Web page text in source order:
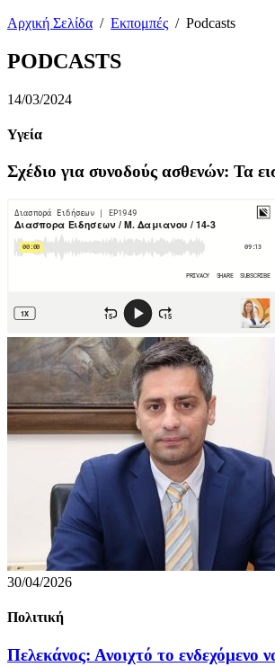
Αρχική Σελίδα / Εκπομπές / Podcasts
PODCASTS
14/03/2024
Υγεία
Σχέδιο για συνοδούς ασθενών: Τα
30/04/2026
Πολιτική
Πελεκάνος: Ανοιχτό το ενδεχόμενο